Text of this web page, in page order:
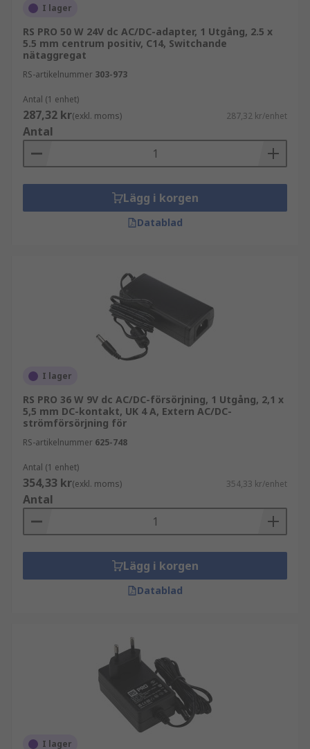
I lager
RS PRO 50 W 24V dc AC/DC-adapter, 1 Utgång, 2.5 x
5.5 mm centrum positiv, C14, Switchande
nätaggregat
RS-artikelnummer 303-973
Antal (1 enhet)
287,32 kr(exkl. moms) 287,32 kr/enhet
Antal
Lägg i korgen
Datablad
I lager
RS PRO 36 W 9V dc AC/DC-försörjning, 1 Utgång, 2,1 x
5,5 mm DC-kontakt, UK 4 A, Extern AC/DC-
strömförsörjning för
RS-artikelnummer 625-748
Antal (1 enhet)
354,33 kr(exkl. moms) 354,33 kr/enhet
Antal
Lägg i korgen
Datablad
I lager